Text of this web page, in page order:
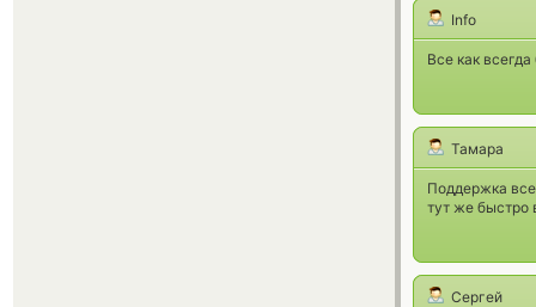
Info
Все как
Тамара
Поддержка
тут же быстро
Сергей